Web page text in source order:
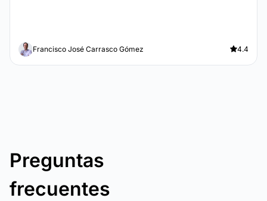
Francisco José Carrasco Gómez 4.4
Preguntas
frecuentes